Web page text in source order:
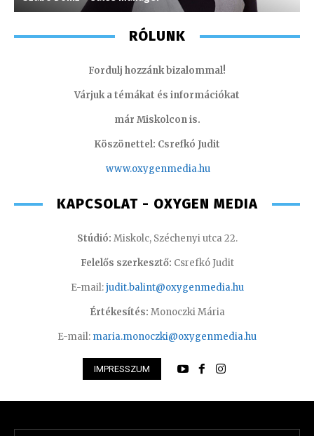
RÓLUNK
Fordulj hozzánk bizalommal!
Várjuk a témákat és információkat
már Miskolcon is.
Köszönettel: Csrefkó Judit
www.oxygenmedia.hu
KAPCSOLAT - OXYGEN MEDIA
Stúdió: Miskolc, Széchenyi utca 22.
Felelős szerkesztő: Csrefkó Judit
E-mail:judit.balint@oxygenmedia.hu
Értékesítés: Monoczki Mária
E-mail: maria.monoczki@oxygenmedia.hu
IMPRESSZUM